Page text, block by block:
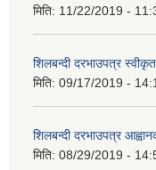
मिति: 11/22/2019 -
शिलबन्दी दरभाउपत्र
मिति: 09/17/2019 -
शिलबन्दी दरभाउपत्र
मिति: 08/29/2019 -